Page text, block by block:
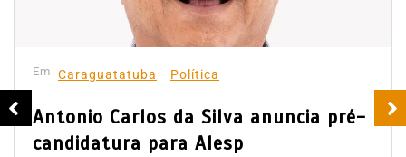
Em Caraguatatuba Política
Antonio Carlos da Silva anuncia pré-
candidatura para Alesp